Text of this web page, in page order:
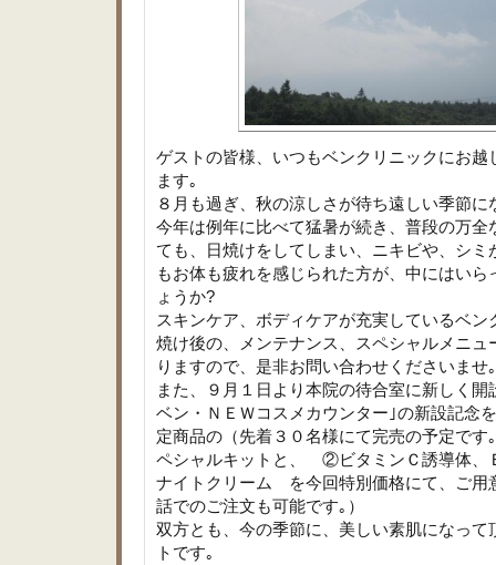
ゲストの皆様、いつもベンクリニックにお越
ます｡
８月も過ぎ、秋の涼しさが待ち遠しい季節に
今年は例年に比べて猛暑が続き、普段の万全
ても、日焼けをしてしまい、ニキビや、シミ
もお体も疲れを感じられた方が、中にはい
ょうか?
スキンケア、ボディケアが充実しているベ
焼け後の、メンテナンス、スペシャルメニュ
りますので、是非お問い合わせくださいませ｡
また、９月１日より本院の待合室に新しく
ベン・ＮＥＷコスメカウンター｣の新設記念
定商品の（先着３０名様にて完売の予定で
ペシャルキットと、 ②ビタミンＣ誘導体、
ナイトクリーム を今回特別価格にて、ご用
話でのご注文も可能です｡）
双方とも、今の季節に、美しい素肌になって
トです｡